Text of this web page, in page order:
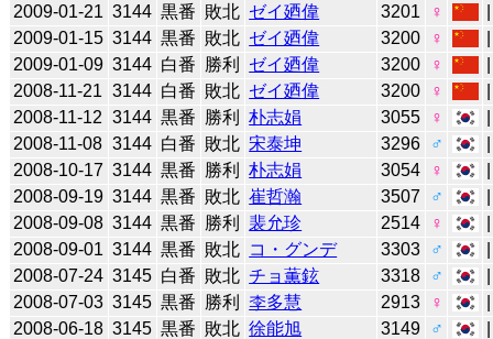
2009-01-21 3144 黒番 敗北 ゼイ廼偉 3201 ♀
2009-01-15 3144 黒番 敗北 ゼイ廼偉 3200 ♀
2009-01-09 3144 白番 勝利 ゼイ廼偉 3200 ♀
2008-11-21 3144 白番 敗北 ゼイ廼偉 3200 ♀
2008-11-12 3144 黒番 勝利 朴志娟 3055 ♀
2008-11-08 3144 白番 敗北 宋泰坤 3296 ♂
2008-10-17 3144 黒番 勝利 朴志娟 3054 ♀
2008-09-19 3144 黒番 敗北 崔哲瀚 3507 ♂
2008-09-08 3144 黒番 勝利 裴允珍 2514 ♀
2008-09-01 3144 黒番 敗北 コ・グンデ 3303 ♂
2008-07-24 3145 白番 敗北 チョ薫鉉 3318 ♂
2008-07-03 3145 黒番 勝利 李多慧 2913 ♀
2008-06-18 3145 黒番 敗北 徐能旭 3149 ♂